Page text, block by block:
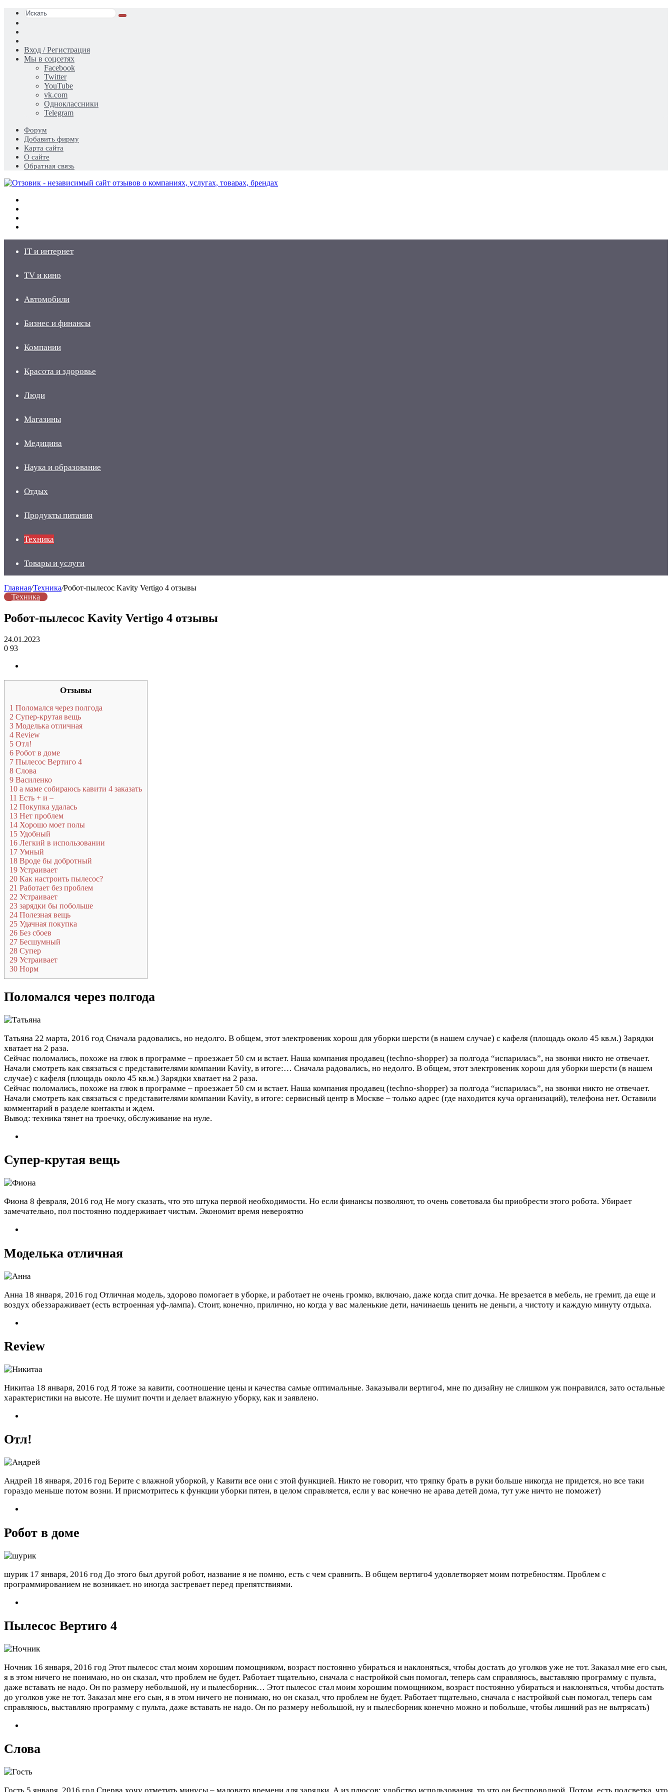
Искать
статья
Вход / Регистрация
Мы в соцсетях
Facebook
Twitter
YouTube
vk.com
Одноклассники
Telegram
Форум
Добавить фирму
Карта сайта
О сайте
Обратная связь
IT и интернет
TV и кино
Автомобили
Бизнес и финансы
Компании
Красота и здоровье
Люди
Магазины
Медицина
Наука и образование
Отдых
Продукты питания
Техника
Товары и услуги
Главная/Техника/Робот-пылесос Kavity Vertigo 4 отзывы
Техника
Робот-пылесос Kavity Vertigo 4 отзывы
24.01.2023
0 93
Отзывы
1 Поломался через полгода
2 Супер-крутая вещь
3 Моделька отличная
4 Review
5 Отл!
6 Робот в доме
7 Пылесос Вертиго 4
8 Слова
9 Василенко
10 а маме собираюсь кавити 4 заказать
11 Есть + и –
12 Покупка удалась
13 Нет проблем
14 Хорошо моет полы
15 Удобный
16 Легкий в использовании
17 Умный
18 Вроде бы добротный
19 Устраивает
20 Как настроить пылесос?
21 Работает без проблем
22 Устраивает
23 зарядки бы побольше
24 Полезная вещь
25 Удачная покупка
26 Без сбоев
27 Бесшумный
28 Супер
29 Устраивает
30 Норм
Поломался через полгода
Татьяна 22 марта, 2016 год Сначала радовались, но недолго. В общем, этот электровеник хорош для уборки шерсти (в нашем случае) с кафеля (площадь около 45 кв.м.) Зарядки
хватает на 2 раза.
Сейчас поломались, похоже на глюк в программе – проезжает 50 см и встает. Наша компания продавец (techno-shopper) за полгода “испарилась”, на звонки никто не отвечает.
Начали смотреть как связаться с представителями компании Kavity, в итоге:… Сначала радовались, но недолго. В общем, этот электровеник хорош для уборки шерсти (в нашем
случае) с кафеля (площадь около 45 кв.м.) Зарядки хватает на 2 раза.
Сейчас поломались, похоже на глюк в программе – проезжает 50 см и встает. Наша компания продавец (techno-shopper) за полгода “испарилась”, на звонки никто не отвечает.
Начали смотреть как связаться с представителями компании Kavity, в итоге: сервисный центр в Москве – только адрес (где находится куча организаций), телефона нет. Оставили
комментарий в разделе контакты и ждем.
Вывод: техника тянет на троечку, обслуживание на нуле.
Супер-крутая вещь
Фиона 8 февраля, 2016 год Не могу сказать, что это штука первой необходимости. Но если финансы позволяют, то очень советовала бы приобрести этого робота. Убирает
замечательно, пол постоянно поддерживает чистым. Экономит время невероятно
Моделька отличная
Анна 18 января, 2016 год Отличная модель, здорово помогает в уборке, и работает не очень громко, включаю, даже когда спит дочка. Не врезается в мебель, не гремит, да еще и
воздух обеззараживает (есть встроенная уф-лампа). Стоит, конечно, прилично, но когда у вас маленькие дети, начинаешь ценить не деньги, а чистоту и каждую минуту отдыха.
Review
Никитаа 18 января, 2016 год Я тоже за кавити, соотношение цены и качества самые оптимальные. Заказывали вертиго4, мне по дизайну не слишком уж понравился, зато остальные
характеристики на высоте. Не шумит почти и делает влажную уборку, как и заявлено.
Отл!
Андрей 18 января, 2016 год Берите с влажной уборкой, у Кавити все они с этой функцией. Никто не говорит, что тряпку брать в руки больше никогда не придется, но все таки
гораздо меньше потом возни. И присмотритесь к функции уборки пятен, в целом справляется, если у вас конечно не арава детей дома, тут уже ничто не поможет)
Робот в доме
шурик 17 января, 2016 год До этого был другой робот, название я не помню, есть с чем сравнить. В общем вертиго4 удовлетворяет моим потребностям. Проблем с
программированием не возникает. но иногда застревает перед препятствиями.
Пылесос Вертиго 4
Ночник 16 января, 2016 год Этот пылесос стал моим хорошим помощником, возраст постоянно убираться и наклоняться, чтобы достать до уголков уже не тот. Заказал мне его сын,
я в этом ничего не понимаю, но он сказал, что проблем не будет. Работает тщательно, сначала с настройкой сын помогал, теперь сам справляюсь, выставляю программу с пульта,
даже вставать не надо. Он по размеру небольшой, ну и пылесборник… Этот пылесос стал моим хорошим помощником, возраст постоянно убираться и наклоняться, чтобы достать
до уголков уже не тот. Заказал мне его сын, я в этом ничего не понимаю, но он сказал, что проблем не будет. Работает тщательно, сначала с настройкой сын помогал, теперь сам
справляюсь, выставляю программу с пульта, даже вставать не надо. Он по размеру небольшой, ну и пылесборник конечно можно и побольше, чтобы лишний раз не вытрясать)
Слова